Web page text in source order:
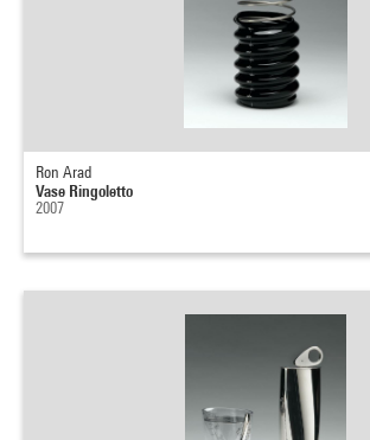
Ron Arad
Vase Ringoletto
2007